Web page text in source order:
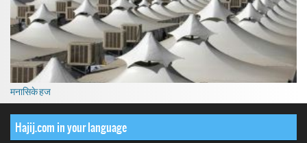
मनासिके हज
Hajij.com in your language